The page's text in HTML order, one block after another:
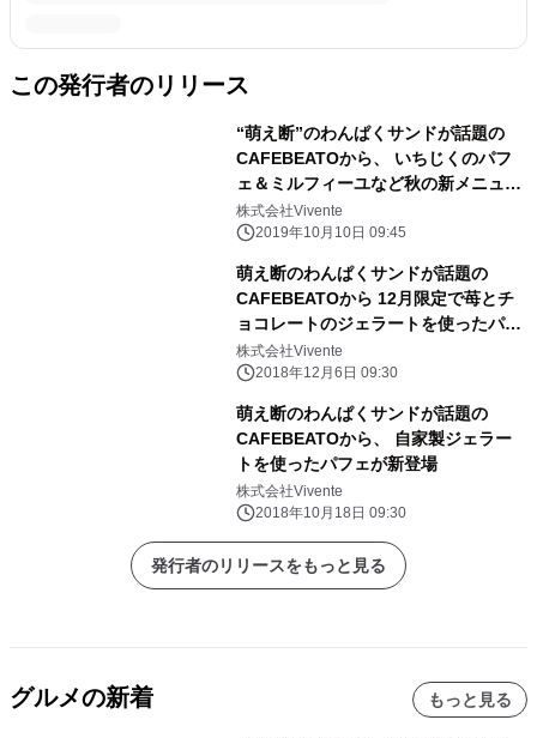
この発行者のリリース
“萌え断”のわんぱくサンドが話題の
CAFEBEATOから、 いちじくのパフ
ェ＆ミルフィーユなど秋の新メニュー
登場
株式会社Vivente
2019年10月10日 09:45
萌え断のわんぱくサンドが話題の
CAFEBEATOから 12月限定で苺とチ
ョコレートのジェラートを使ったパフ
ェが新登場
株式会社Vivente
2018年12月6日 09:30
萌え断のわんぱくサンドが話題の
CAFEBEATOから、 自家製ジェラー
トを使ったパフェが新登場
株式会社Vivente
2018年10月18日 09:30
発行者のリリースをもっと見る
グルメの新着 もっと見る